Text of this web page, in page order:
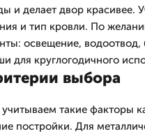
и делает двор красивее.
и тип кровли. По
освещение,
для круглогодичного
выбора
такие факторы
постройки. Для